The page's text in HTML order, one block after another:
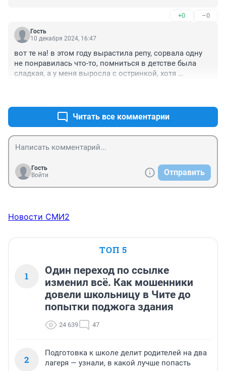
+0 –0
Гость
10 декабря 2024, 16:47
вот те на! в этом году вырастила репу, сорвала одну
не понравилась что-то, помниться в детстве была
сладкая, а у меня выросла с остринкой, хотя
Читать все комментарии
Гость
Войти
Отправить
Новости СМИ2
ТОП 5
1
Один переход по ссылке
изменил всё. Как мошенники
довели школьницу в Чите до
попытки поджога здания
24 639 47
2
Подготовка к школе делит родителей на два
лагеря — узнали, в какой лучше попасть